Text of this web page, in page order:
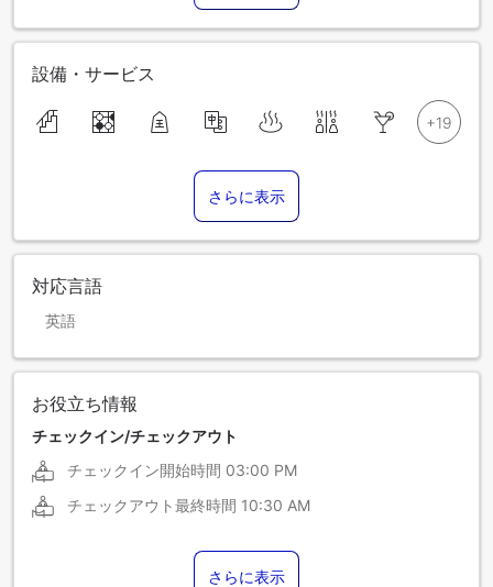
設備・サービス
さらに表示
対応言語
英語
お役立ち情報
チェックイン/チェックアウト
チェックイン開始時間 03:00 PM
チェックアウト最終時間 10:30 AM
さらに表示